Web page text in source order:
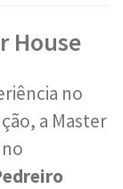
House
no
a Master